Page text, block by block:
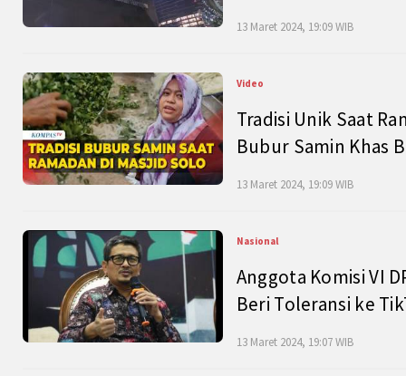
13 Maret 2024, 19:09 WIB
Video
Tradisi Unik Saat
Bubur Samin Khas
13 Maret 2024, 19:09 WIB
Nasional
Anggota Komisi VI
Beri Toleransi ke
13 Maret 2024, 19:07 WIB